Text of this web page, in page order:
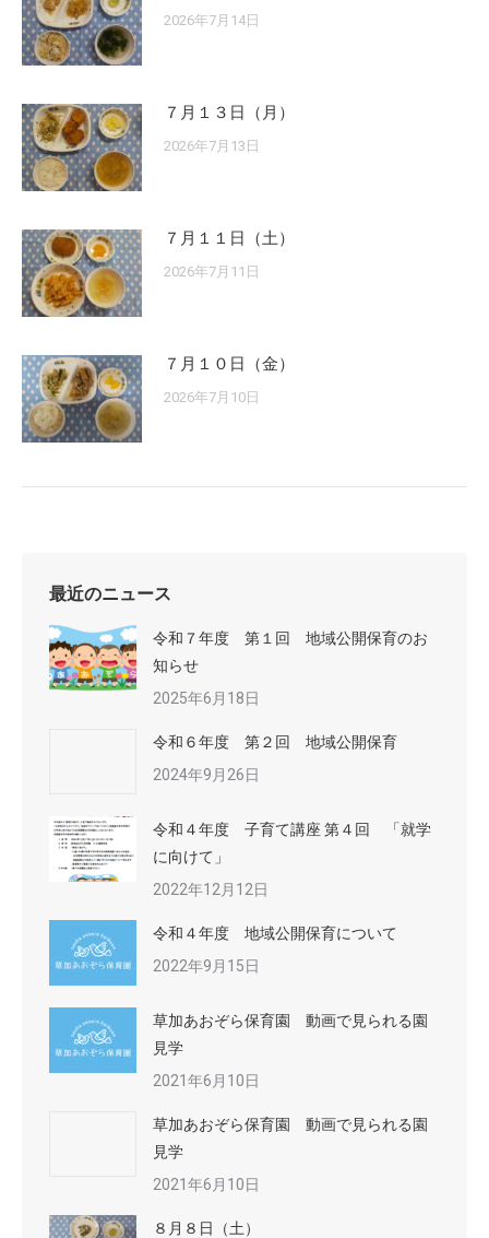
2026年7月14日
７月１３日（月）
2026年7月13日
７月１１日（土）
2026年7月11日
７月１０日（金）
2026年7月10日
最近のニュース
令和７年度 第１回 地域公開保育のお
知らせ
2025年6月18日
令和６年度 第２回 地域公開保育
2024年9月26日
令和４年度 子育て講座 第４回 「就学
に向けて」
2022年12月12日
令和４年度 地域公開保育について
2022年9月15日
草加あおぞら保育園 動画で見られる園
見学
2021年6月10日
草加あおぞら保育園 動画で見られる園
見学
2021年6月10日
８月８日（土）